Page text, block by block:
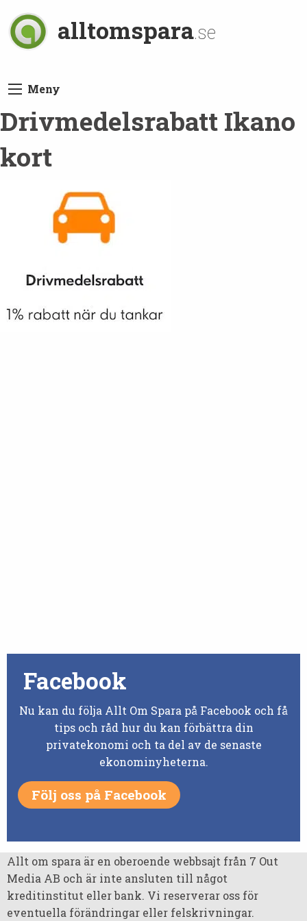
alltomspara.se
Meny
Drivmedelsrabatt Ikano
kort
Facebook
Nu kan du följa Allt Om Spara på Facebook och få
tips och råd hur du kan förbättra din
privatekonomi och ta del av de senaste
ekonominyheterna.
Följ oss på Facebook
Allt om spara är en oberoende webbsajt från 7 Out
Media AB och är inte ansluten till något
kreditinstitut eller bank. Vi reserverar oss för
eventuella förändringar eller felskrivningar.